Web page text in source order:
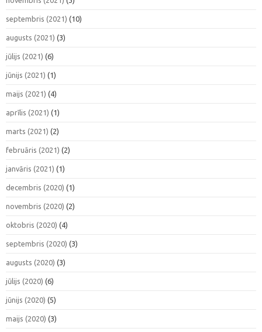
septembris (2021) (10)
augusts (2021) (3)
jūlijs (2021) (6)
jūnijs (2021) (1)
maijs (2021) (4)
aprīlis (2021) (1)
marts (2021) (2)
februāris (2021) (2)
janvāris (2021) (1)
decembris (2020) (1)
novembris (2020) (2)
oktobris (2020) (4)
septembris (2020) (3)
augusts (2020) (3)
jūlijs (2020) (6)
jūnijs (2020) (5)
maijs (2020) (3)